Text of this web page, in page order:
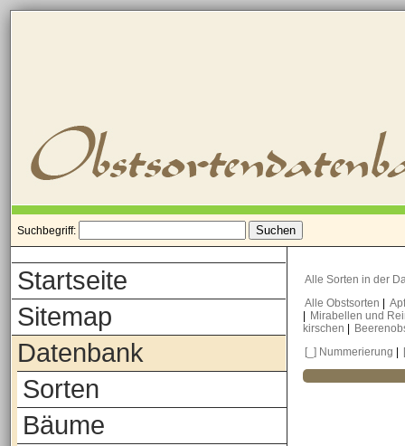
Suchbegriff:
Startseite
Sitemap
Datenbank
Sorten
Bäume
Alle Sorten in der
Alle Obstsorten
Mirabellen und
kirschen
[_] Nummerierung